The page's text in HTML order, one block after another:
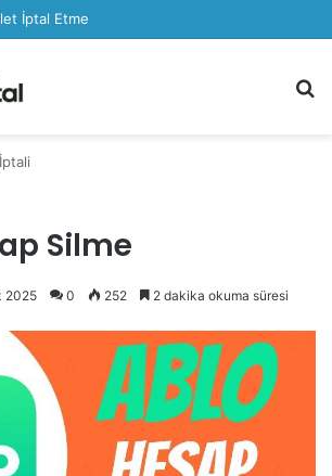
İptal Etme
Silme
2025 0 252 2 dakika okuma süresi